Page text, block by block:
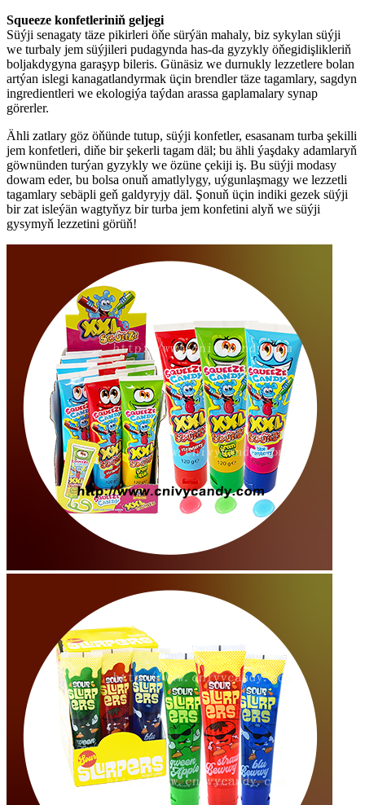
Squeeze konfetleriniň geljegi
Süýji senagaty täze pikirleri öňe sürýän mahaly, biz sykylan süýji
we turbaly jem süýjileri pudagynda has-da gyzykly öňegidişlikleriň
boljakdygyna garaşyp bileris. Günäsiz we durnukly lezzetlere bolan
artýan islegi kanagatlandyrmak üçin brendler täze tagamlary, sagdyn
ingredientleri we ekologiýa taýdan arassa gaplamalary synap
görerler.
Ähli zatlary göz öňünde tutup, süýji konfetler, esasanam turba şekilli
jem konfetleri, diňe bir şekerli tagam däl; bu ähli ýaşdaky adamlaryň
göwnünden turýan gyzykly we özüne çekiji iş. Bu süýji modasy
dowam eder, bu bolsa onuň amatlylygy, uýgunlaşmagy we lezzetli
tagamlary sebäpli geň galdyryjy däl. Şonuň üçin indiki gezek süýji
bir zat isleýän wagtyňyz bir turba jem konfetini alyň we süýji
gysymyň lezzetini görüň!